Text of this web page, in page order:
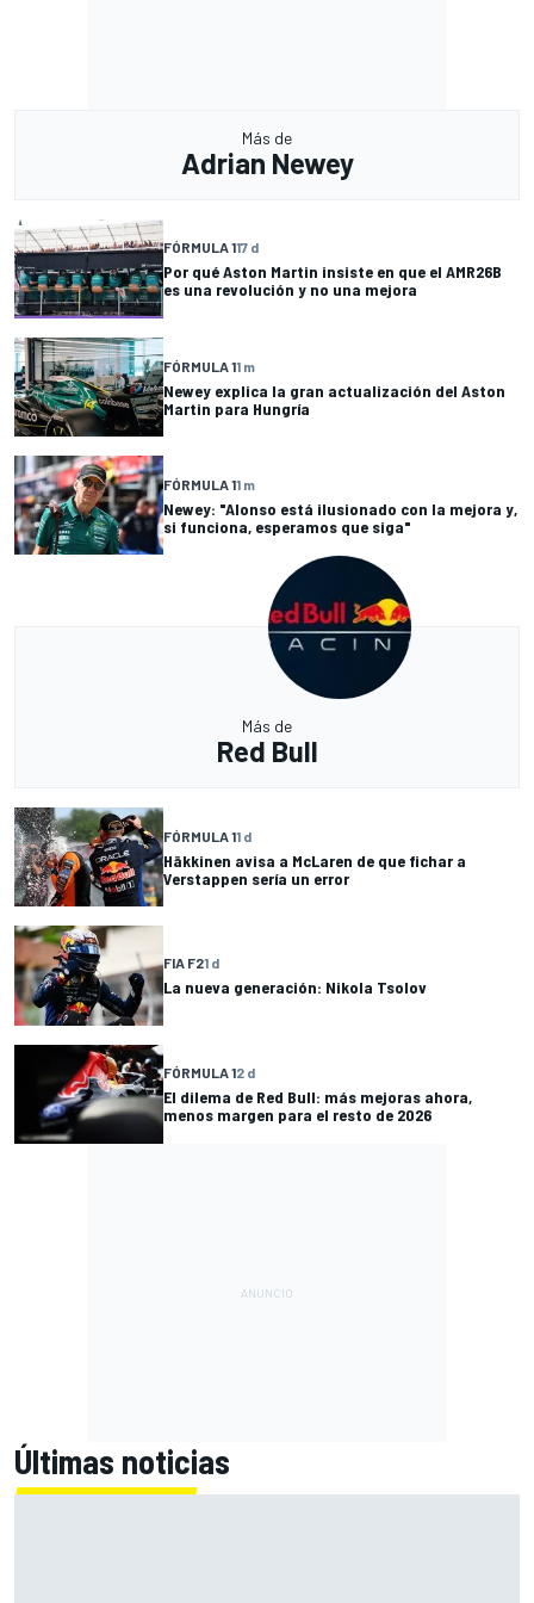
Más de
Adrian Newey
FÓRMULA 117 d
Por qué Aston Martin insiste en que el AMR26B
es una revolución y no una mejora
FÓRMULA 11 m
Newey explica la gran actualización del Aston
Martin para Hungría
FÓRMULA 11 m
Newey: "Alonso está ilusionado con la mejora y,
si funciona, esperamos que siga"
Más de
Red Bull
FÓRMULA 11 d
Häkkinen avisa a McLaren de que fichar a
Verstappen sería un error
FIA F21 d
La nueva generación: Nikola Tsolov
FÓRMULA 12 d
El dilema de Red Bull: más mejoras ahora,
menos margen para el resto de 2026
Últimas noticias